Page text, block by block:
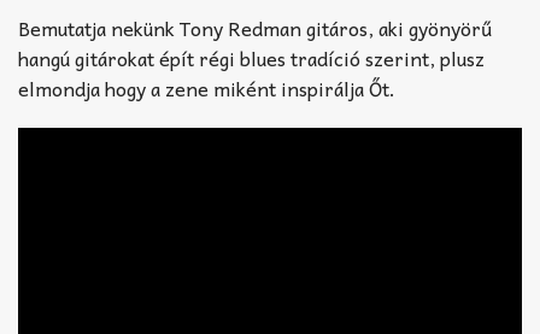
Bemutatja nekünk Tony Redman gitáros, aki gyönyörű
hangú gitárokat épít régi blues tradíció szerint, plusz
elmondja hogy a zene miként inspirálja Őt.